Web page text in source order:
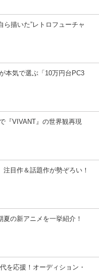
描いた”レトロフューチャ
本気で選ぶ「10万円台PC3
『VIVANT』の世界観再現
目作＆話題作が勢ぞろい！
夏の新アニメを一挙紹介！
を応援！オーディション・